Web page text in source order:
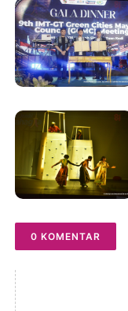
0 KOMENTAR